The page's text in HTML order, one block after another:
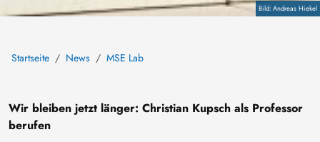
CopyrightAndreas Hiekel
Startseite News MSE Lab
Wir bleiben jetzt länger: Christian Kupsch als Professor
berufen